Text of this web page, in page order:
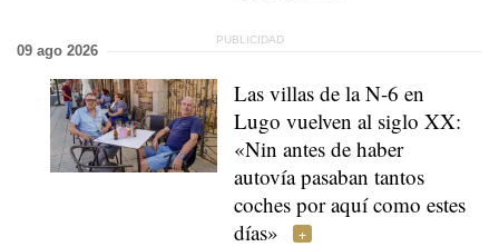
09 ago 2026
Las villas de la N-6 en
Lugo vuelven al siglo XX:
«Nin antes de haber
autovía pasaban tantos
coches por aquí como estes
días»